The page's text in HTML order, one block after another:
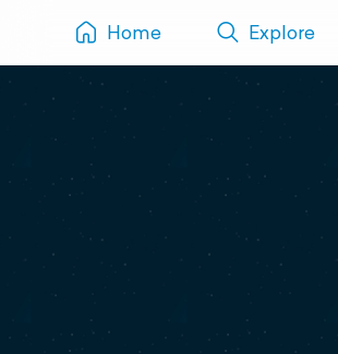
Home Explore